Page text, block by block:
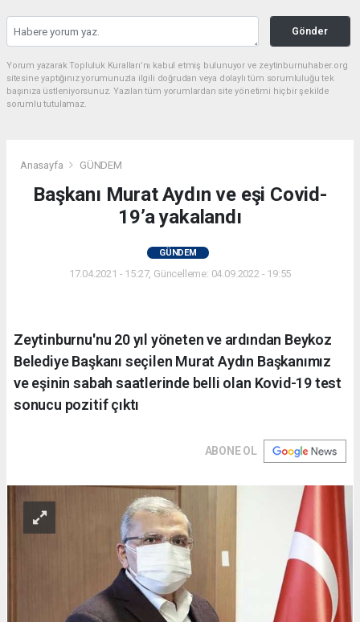
Gönder
Yorum yazarak Topluluk Kuralları’nı kabul etmiş bulunuyor ve zeytinburnuhaber.org
sitesine yaptığınız yorumunuzla ilgili doğrudan veya dolaylı tüm sorumluluğu tek
başınıza üstleniyorsunuz. Yazılan tüm yorumlardan site yönetimi hiçbir şekilde
sorumlu tutulamaz.
Anasayfa GÜNDEM
Başkanı Murat Aydın ve eşi Covid-
19’a yakalandı
GÜNDEM
17.04.2021 - 15:27, Güncelleme: 04.09.2022 - 19:55
Zeytinburnu'nu 20 yıl yöneten ve ardından Beykoz
Belediye Başkanı seçilen Murat Aydın Başkanımız
ve eşinin sabah saatlerinde belli olan Kovid-19 test
sonucu pozitif çıktı
ABONE OL